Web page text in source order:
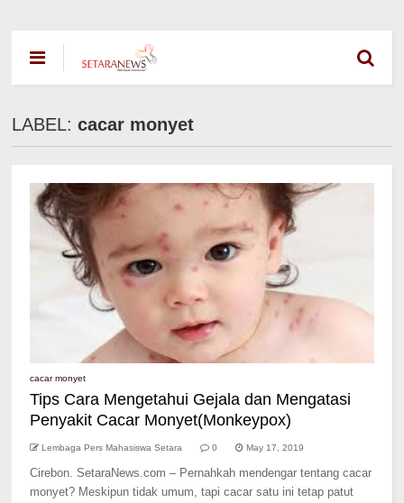
LABEL:cacar monyet
cacar monyet
Tips Cara Mengetahui Gejala dan Mengatasi
Penyakit Cacar Monyet(Monkeypox)
Lembaga Pers Mahasiswa Setara 0 May 17, 2019
Cirebon. SetaraNews.com – Pernahkah mendengar tentang cacar
monyet? Meskipun tidak umum, tapi cacar satu ini tetap patut